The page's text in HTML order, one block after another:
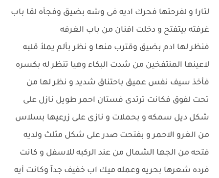
لتارا و لفرحتها فحرك اديه فى وشه بضيق وفجأه لقا باب
غرفته بيتفتح و دخلت افنان من باب الغرفه
فنظر لها ادم بضيق وقترب منها و نظر بألم يملأ قلبه
لاعينها المنتفخين من شدت البكاء وهيا تنظر له بكسره
فأخذ سيف نفس عميق باحتناق شديد و نظر لها من
تحت لفوق فكانت ترتدى فستان احمر طويل نازل على
شكل ديل سمكه و بحملات و نازى على زرعيها بسلاس
من الغرو الاحمر و بفتحت صدر على شكل مثلث ولديه
فتحه من الجها الشمال من عند الركبه للاسفل و كانت
فرده شعرها بحريه وعمله ميك اب خفيف جدآ وكانت أيه